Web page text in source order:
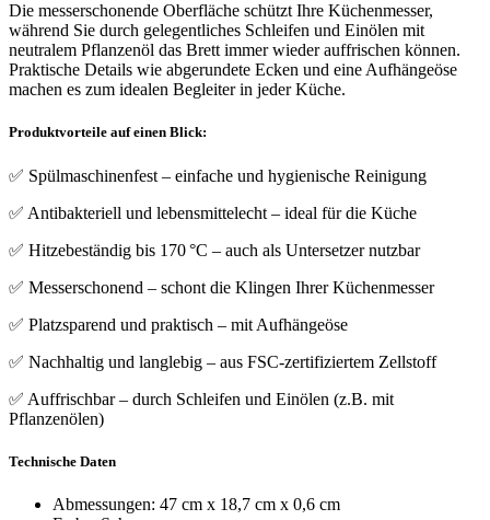
Die messerschonende Oberfläche schützt Ihre Küchenmesser,
während Sie durch gelegentliches Schleifen und Einölen mit
neutralem Pflanzenöl das Brett immer wieder auffrischen können.
Praktische Details wie abgerundete Ecken und eine Aufhängeöse
machen es zum idealen Begleiter in jeder Küche.
Produktvorteile auf einen Blick:
✅ Spülmaschinenfest – einfache und hygienische Reinigung
✅ Antibakteriell und lebensmittelecht – ideal für die Küche
✅ Hitzebeständig bis 170 °C – auch als Untersetzer nutzbar
✅ Messerschonend – schont die Klingen Ihrer Küchenmesser
✅ Platzsparend und praktisch – mit Aufhängeöse
✅ Nachhaltig und langlebig – aus FSC-zertifiziertem Zellstoff
✅ Auffrischbar – durch Schleifen und Einölen (z.B. mit
Pflanzenölen)
Technische Daten
Abmessungen: 47 cm x 18,7 cm x 0,6 cm